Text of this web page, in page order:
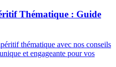
Thématique : Guide
thématique avec nos conseils
et engageante pour vos